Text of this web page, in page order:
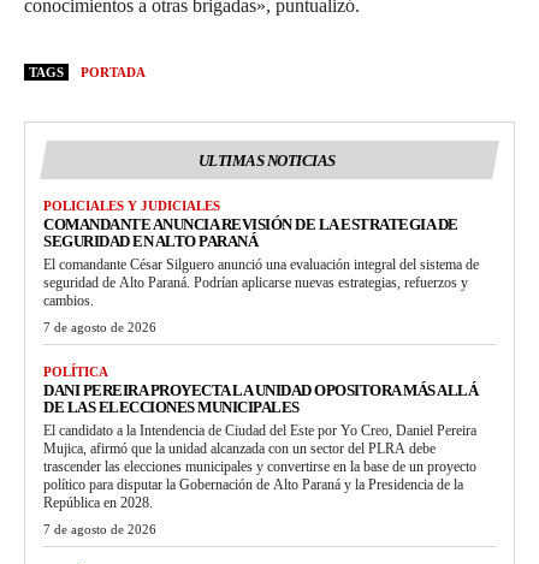
conocimientos a otras brigadas», puntualizó.
TAGS PORTADA
ULTIMAS NOTICIAS
POLICIALES Y JUDICIALES
COMANDANTE ANUNCIA REVISIÓN DE LA ESTRATEGIA DE
SEGURIDAD EN ALTO PARANÁ
El comandante César Silguero anunció una evaluación integral del sistema de
seguridad de Alto Paraná. Podrían aplicarse nuevas estrategias, refuerzos y
cambios.
7 de agosto de 2026
POLÍTICA
DANI PEREIRA PROYECTA LA UNIDAD OPOSITORA MÁS ALLÁ
DE LAS ELECCIONES MUNICIPALES
El candidato a la Intendencia de Ciudad del Este por Yo Creo, Daniel Pereira
Mujica, afirmó que la unidad alcanzada con un sector del PLRA debe
trascender las elecciones municipales y convertirse en la base de un proyecto
político para disputar la Gobernación de Alto Paraná y la Presidencia de la
República en 2028.
7 de agosto de 2026